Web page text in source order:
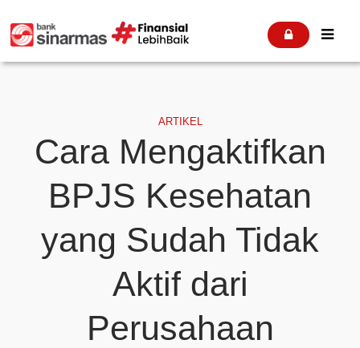
 
ARTIKEL
Cara Mengaktifkan
BPJS Kesehatan
yang Sudah Tidak
Aktif dari
Perusahaan